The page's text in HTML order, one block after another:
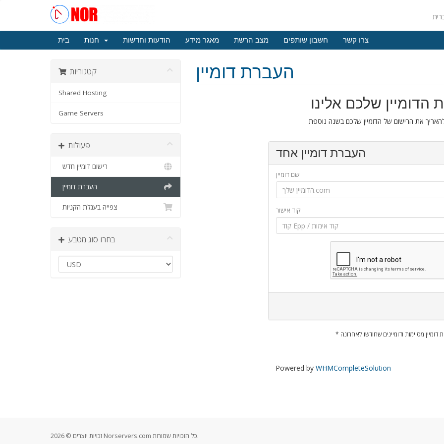
בית הודעות וחדשות מאגר מידע מצב הרשת חשבון שותפים צרו קשר
קטגוריות
Shared Hosting
Game Servers
פעולות
רישום דומיין חדש
העברת דומיין
צפייה בעגלת הקניות
בחרו סוג מטבע
העברת דומיין
הדומיין שלכם אלינו
העברת דומיין אחד
שם דומיין
קוד אישור
דומיין מסוימות ודומיינים שחודשו לאחרונה
Powered by WHMCompleteSolution
זכויות יוצרים © 2026 Norservers.com כל הזכויות שמורות.